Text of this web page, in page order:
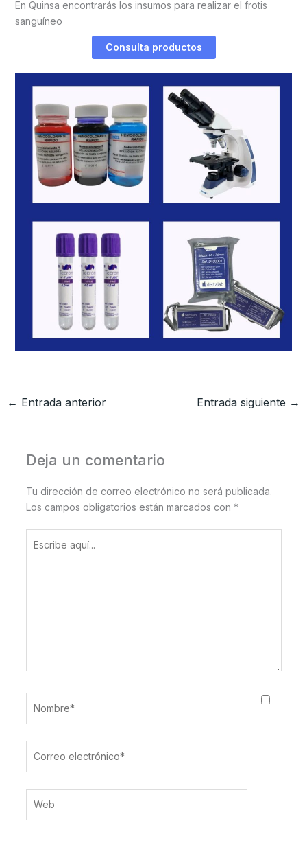
En Quinsa encontrarás los insumos para realizar el frotis
sanguíneo
Consulta productos
← Entrada anterior Entrada siguiente →
Deja un comentario
Tu dirección de correo electrónico no será publicada.
Los campos obligatorios están marcados con *
aquí...
electrónico*